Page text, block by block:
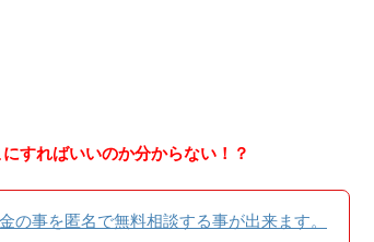
すればいいのか分からない！？
の事を匿名で無料相談する事が出来ます。